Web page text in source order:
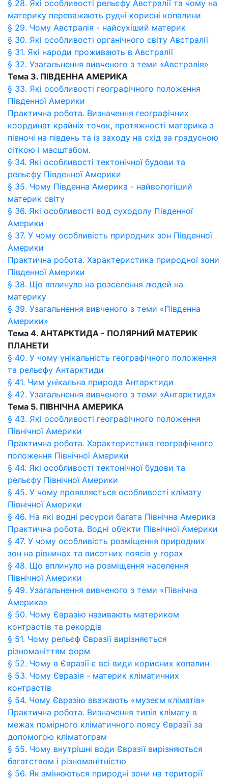
§ 28. Які особливості рельєфу Австралії та чому на
материку переважають рудні корисні копалини
§ 29. Чому Австралія - найсухіший материк
§ 30. Які особливості органічного світу Австралії
§ 31. Які народи проживають в Австралії
§ 32. Узагальнення вивченого з теми «Австралія»
Тема 3. ПІВДЕННА АМЕРИКА
§ 33. Які особливості географічного положення
Південної Америки
Практична робота. Визначення географічних
координат крайніх точок, протяжності материка з
півночі на південь та із заходу на схід за градусною
сіткою і масштабом.
§ 34. Які особливості тектонічної будови та
рельєфу Південної Америки
§ 35. Чому Південна Америка - найвологіший
материк світу
§ 36. Які особливості вод суходолу Південної
Америки
§ 37. У чому особливість природних зон Південної
Америки
Практична робота. Характеристика природної зони
Південної Америки
§ 38. Що вплинуло на розселення людей на
материку
§ 39. Узагальнення вивченого з теми «Південна
Америки»
Тема 4. АНТАРКТИДА - ПОЛЯРНИЙ МАТЕРИК
ПЛАНЕТИ
§ 40. У чому унікальність географічного положення
та рельєфу Антарктиди
§ 41. Чим унікальна природа Антарктиди
§ 42. Узагальнення вивченого з теми «Антарктида»
Тема 5. ПІВНІЧНА АМЕРИКА
§ 43. Які особливості географічного положення
Північної Америки
Практична робота. Характеристика географічного
положення Північної Америки
§ 44. Які особливості тектонічної будови та
рельєфу Північної Америки
§ 45. У чому проявляється особливості клімату
Північної Америки
§ 46. На які водні ресурси багата Північна Америка
Практична робота. Водні об’єкти Північної Америки
§ 47. У чому особливість розміщення природних
зон на рівнинах та висотних поясів у горах
§ 48. Що вплинуло на розміщення населення
Північної Америки
§ 49. Узагальнення вивченого з теми «Північна
Америка»
§ 50. Чому Євразію називають материком
контрастів та рекордів
§ 51. Чому рельєф Євразії вирізняється
різноманіттям форм
§ 52. Чому в Євразії є всі види корисних копалин
§ 53. Чому Євразія - материк кліматичних
контрастів
§ 54. Чому Євразію вважають «музеєм кліматів»
Практична робота. Визначення типів клімату в
межах помірного кліматичного поясу Євразії за
допомогою кліматограм
§ 55. Чому внутрішні води Євразії вирізняються
багатством і різноманітністю
§ 56. Як змінюються природні зони на території